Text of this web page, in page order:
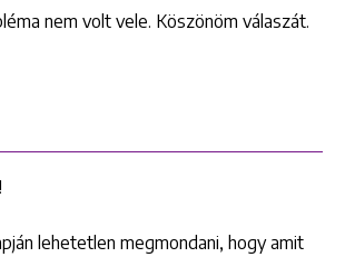
nem volt vele. Köszönöm válaszát.
lehetetlen megmondani, hogy amit